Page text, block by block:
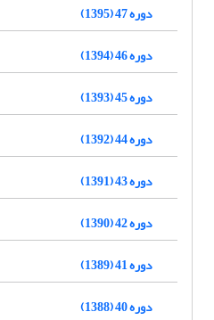
دوره 47 (1395)
دوره 46 (1394)
دوره 45 (1393)
دوره 44 (1392)
دوره 43 (1391)
دوره 42 (1390)
دوره 41 (1389)
دوره 40 (1388)